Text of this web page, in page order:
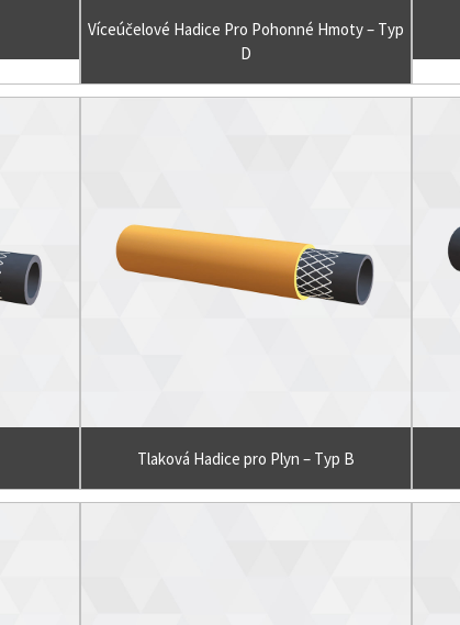
Víceúčelové Hadice Pro Pohonné Hmoty – Typ
D
Tlaková Hadice pro Plyn – Typ B